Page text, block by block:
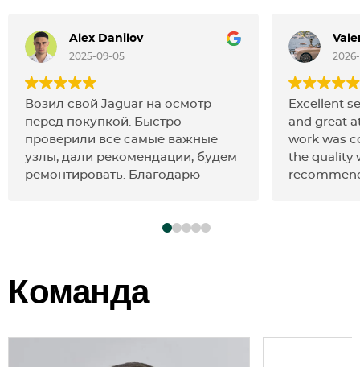
Alex Danilov
2025-09-05
Возил свой Jaguar на осмотр
перед покупкой. Быстро
проверили все самые важные
узлы, дали рекомендации, будем
ремонтировать. Благодарю
Excellent
and great
work was
the quality
Команда